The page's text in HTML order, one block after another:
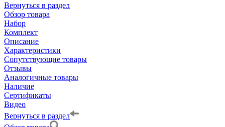
Вернуться в раздел
Обзор товара
Набор
Комплект
Описание
Характеристики
Сопутствующие товары
Отзывы
Аналогичные товары
Наличие
Сертификаты
Видео
Вернуться в раздел